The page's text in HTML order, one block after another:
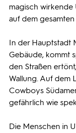
magisch wirkende
auf dem
In der Hauptstadt
Gebäude, kommt
den Straßen
Wallung. Auf dem
Cowboys
gefährlich wie
Die Menschen in